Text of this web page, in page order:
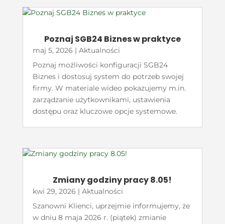
Poznaj SGB24 Biznes w praktyce
maj 5, 2026 | Aktualności
Poznaj możliwości konfiguracji SGB24
Biznes i dostosuj system do potrzeb swojej
firmy. W materiale wideo pokazujemy m.in.
zarządzanie użytkownikami, ustawienia
dostępu oraz kluczowe opcje systemowe.
Zmiany godziny pracy 8.05!
kwi 29, 2026 | Aktualności
Szanowni Klienci, uprzejmie informujemy, że
w dniu 8 maja 2026 r. (piątek) zmianie